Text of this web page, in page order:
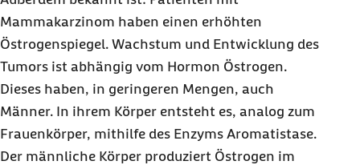
Mammakarzinom haben einen erhöhten
Östrogenspiegel. Wachstum und Entwicklung des
Tumors ist abhängig vom Hormon Östrogen.
Dieses haben, in geringeren Mengen, auch
Männer. In ihrem Körper entsteht es, analog zum
Frauenkörper, mithilfe des Enzyms Aromatistase.
Der männliche Körper produziert Östrogen im